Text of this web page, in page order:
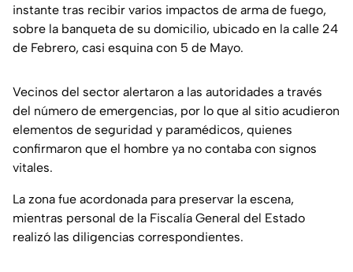
instante tras recibir varios impactos de arma de fuego,
sobre la banqueta de su domicilio, ubicado en la calle 24
de Febrero, casi esquina con 5 de Mayo.
Vecinos del sector alertaron a las autoridades a través
del número de emergencias, por lo que al sitio acudieron
elementos de seguridad y paramédicos, quienes
confirmaron que el hombre ya no contaba con signos
vitales.
La zona fue acordonada para preservar la escena,
mientras personal de la Fiscalía General del Estado
realizó las diligencias correspondientes.